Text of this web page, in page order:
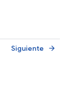
Siguiente arrow_forward